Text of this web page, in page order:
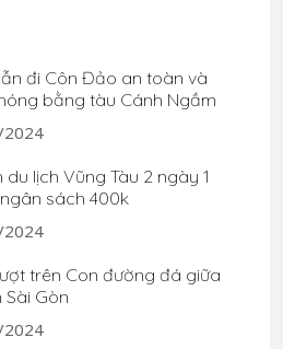
đi Côn Đảo an toàn và
bằng tàu Cánh Ngầm
du lịch Vũng Tàu 2 ngày 1
sách 400k
trên Con đường đá giữa
Sài Gòn